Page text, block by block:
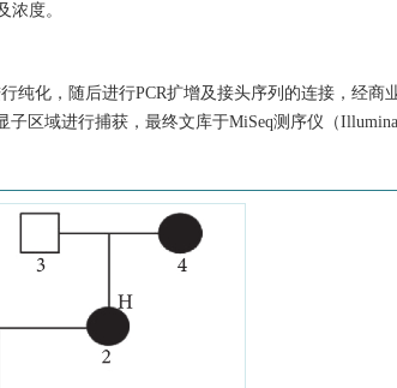
度。
化，随后进行PCR扩增及接头序列的连接，经商
子区域进行捕获，最终文库于MiSeq测序仪（